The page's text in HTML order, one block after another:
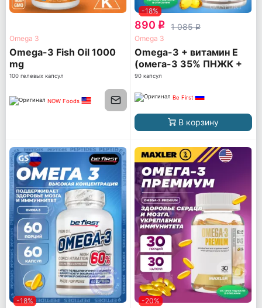
Omega 3
Omega-3 Fish Oil 1000
mg
100 гелевых капсул
NOW Foods
-18%
890 q 1 085q
Omega 3
Omega-3 + витамин Е
(омега-3 35% ПНЖК +
витамин Е)
90 капсул
Be First
В корзину
-18% -20%